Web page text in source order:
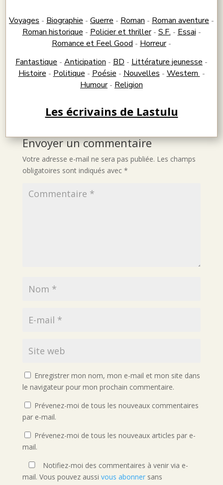
Voyages - Biographie - Guerre - Roman - Roman aventure -
Roman historique - Policier et thriller- S.F. - Essai -
Romance et Feel Good - Horreur-
Fantastique - Anticipation - BD - Littérature jeunesse -
Histoire - Politique - Poésie - Nouvelles - Western -
Humour- Religion
Les écrivains de Lastulu
Envoyer un commentaire
Votre adresse e-mail ne sera pas publiée. Les champs
obligatoires sont indiqués avec *
Enregistrer mon nom, mon e-mail et mon site dans
le navigateur pour mon prochain commentaire.
Prévenez-moi de tous les nouveaux commentaires
par e-mail.
Prévenez-moi de tous les nouveaux articles par e-
mail.
Notifiez-moi des commentaires à venir via e-
mail. Vous pouvez aussi vous abonnersans